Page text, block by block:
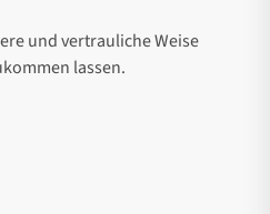
und vertrauliche Weise
lassen.